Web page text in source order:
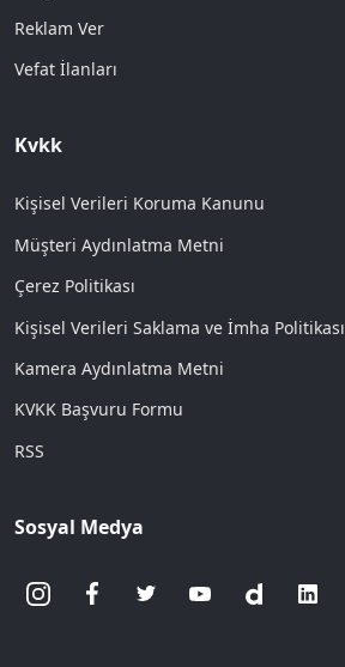
Reklam Ver
Vefat İlanları
Kvkk
Kişisel Verileri Koruma Kanunu
Müşteri Aydınlatma Metni
Çerez Politikası
Kişisel Verileri Saklama ve İmha Politikası
Kamera Aydınlatma Metni
KVKK Başvuru Formu
RSS
Sosyal Medya